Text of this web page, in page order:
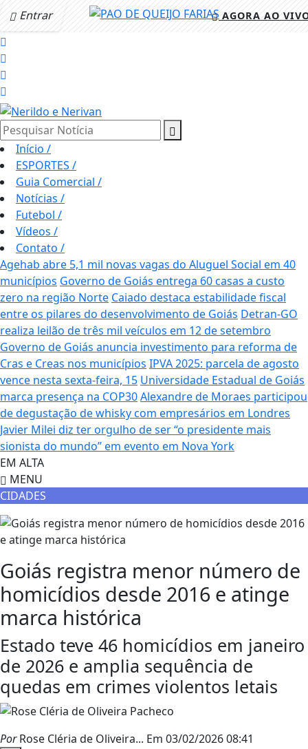
Entrar AGORA AO
Pesquisar Notícia
Início /
ESPORTES /
Guia Comercial /
Notícias /
Futebol /
Vídeos /
Contato /
Agehab abre 5,1 mil novas vagas do Aluguel Social em 40
municípios Governo de Goiás entrega 60 casas a custo
zero na região Norte Caiado destaca estabilidade fiscal
entre os pilares do desenvolvimento de Goiás Detran-GO
realiza leilão de três mil veículos em 12 de setembro
Governo de Goiás anuncia investimento para reforma de
Cras e Creas nos municípios IPVA 2025: parcela de agosto
vence nesta sexta-feira, 15 Universidade Estadual de Goiás
marca presença na COP30Alexandre de Moraes participou
de degustação de whisky com empresários em Londres
Javier Milei diz ter orgulho de ser “o presidente mais
sionista do mundo” em evento em Nova York
EM ALTA
MENU
CIDADES
Goiás registra menor número de
homicídios desde 2016 e atinge
marca histórica
Estado teve 46 homicídios em janeiro
de 2026 e amplia sequência de
quedas em crimes violentos letais
PorRose Cléria de Oliveira... Em 03/02/2026 08:41